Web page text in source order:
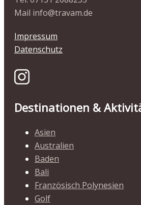
Mail info@travam.de
Impressum
Datenschutz
Destinationen &
Asien
Australien
Baden
Bali
Französisch Polynesien
Golf